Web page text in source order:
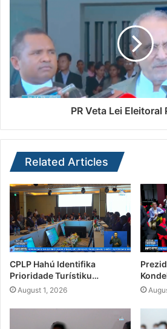
PR Veta Lei Eleitoral
Related Articles
CPLP Hahú Identifika
Prioridade Turístiku…
August 1, 2026